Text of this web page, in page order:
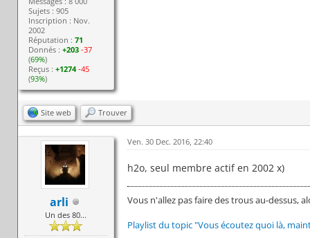
Sujets : 905
Inscription : Nov.
2002
Réputation :71
Donnés :+203 -37
(69%)
Reçus :+1274 -45
(93%)
Site web Trouver
arli
Un des 80...
Ven. 30 Dec. 2016, 22:40
h2o, seul membre actif en 2002 x)
Vous n'allez pas faire des trous au-dessus,
Playlist du topic "Vous écoutez quoi là,